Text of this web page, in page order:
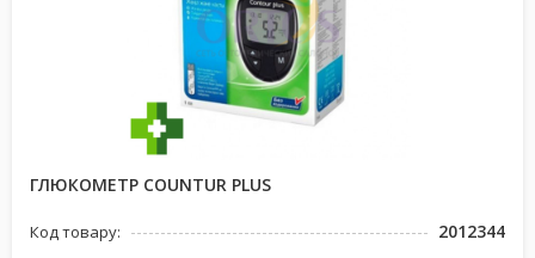
ГЛЮКОМЕТР COUNTUR PLUS
Код товару: 2012344